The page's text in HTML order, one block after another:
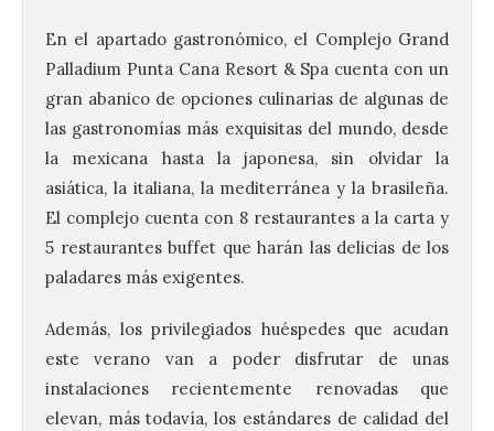
En el apartado gastronómico, el Complejo Grand
Palladium Punta Cana Resort & Spa cuenta con un
gran abanico de opciones culinarias de algunas de
las gastronomías más exquisitas del mundo, desde
la mexicana hasta la japonesa, sin olvidar la
asiática, la italiana, la mediterránea y la brasileña.
El complejo cuenta con 8 restaurantes a la carta y
5 restaurantes buffet que harán las delicias de los
paladares más exigentes.
Además, los privilegiados huéspedes que acudan
este verano van a poder disfrutar de unas
instalaciones recientemente renovadas que
elevan, más todavía, los estándares de calidad del